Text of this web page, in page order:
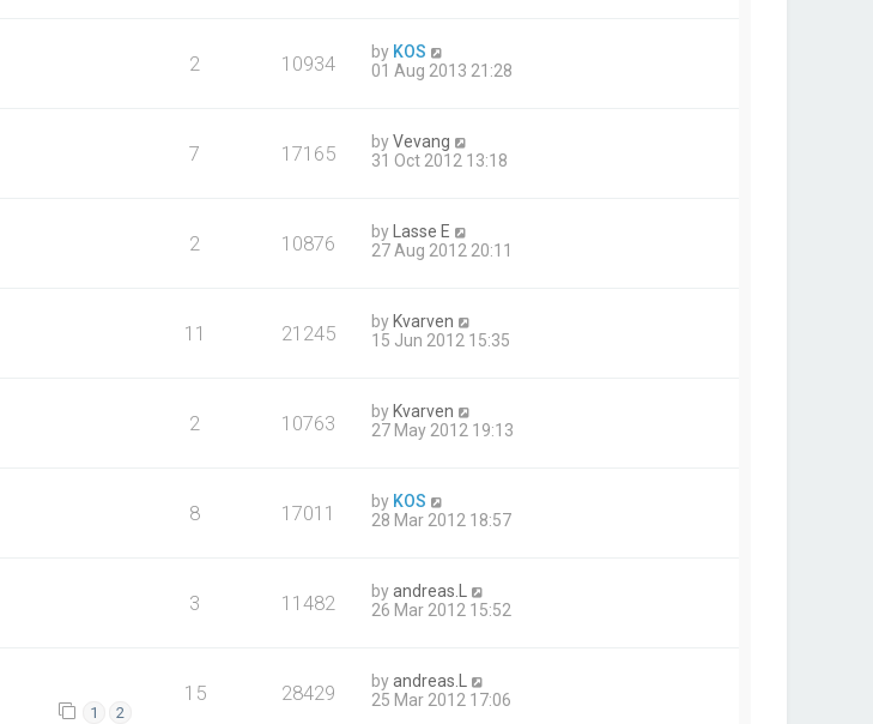
2 10934 by KOS
01 Aug 2013 21:28
7 17165 byVevang
31 Oct 2012 13:18
2 10876 by
Lasse E
27 Aug 2012 20:11
11 21245 by Kvarven
15 Jun 2012 15:35
2 10763 by Kvarven
27 May 2012 19:13
8 17011 by KOS
28 Mar 2012 18:57
3 11482 byandreas.L
26 Mar 2012 15:52
1 2
15 28429 byandreas.L
25 Mar 2012 17:06